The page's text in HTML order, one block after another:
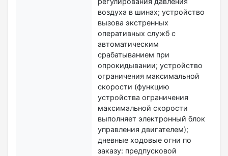
воздуха в шинах; устройство
вызова экстренных
оперативных служб с
автоматическим
срабатыванием при
опрокидывании; устройство
ограничения максимальной
скорости (функцию
устройства ограничения
максимальной скорости
выполняет электронный блок
управления двигателем);
дневные ходовые огни по
заказу: предпусковой